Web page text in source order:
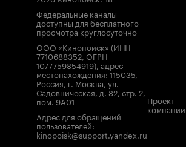
Федеральные каналы
доступны для бесплатного
просмотра круглосуточно
ООО «Кинопоиск» (ИНН
7710688352, ОГРН
1077759854919), адрес
местонахождения: 115035,
Россия, г. Москва, ул.
Садовническая, д. 82, стр. 2,
пом. 9А01
Адрес для обращений
пользователей:
kinopoisk@support.yandex.ru
Проект
компании